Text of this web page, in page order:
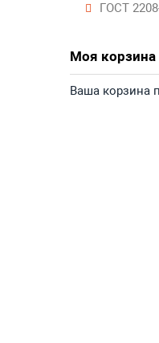
ГОСТ
Моя корзина
Ваша корзина